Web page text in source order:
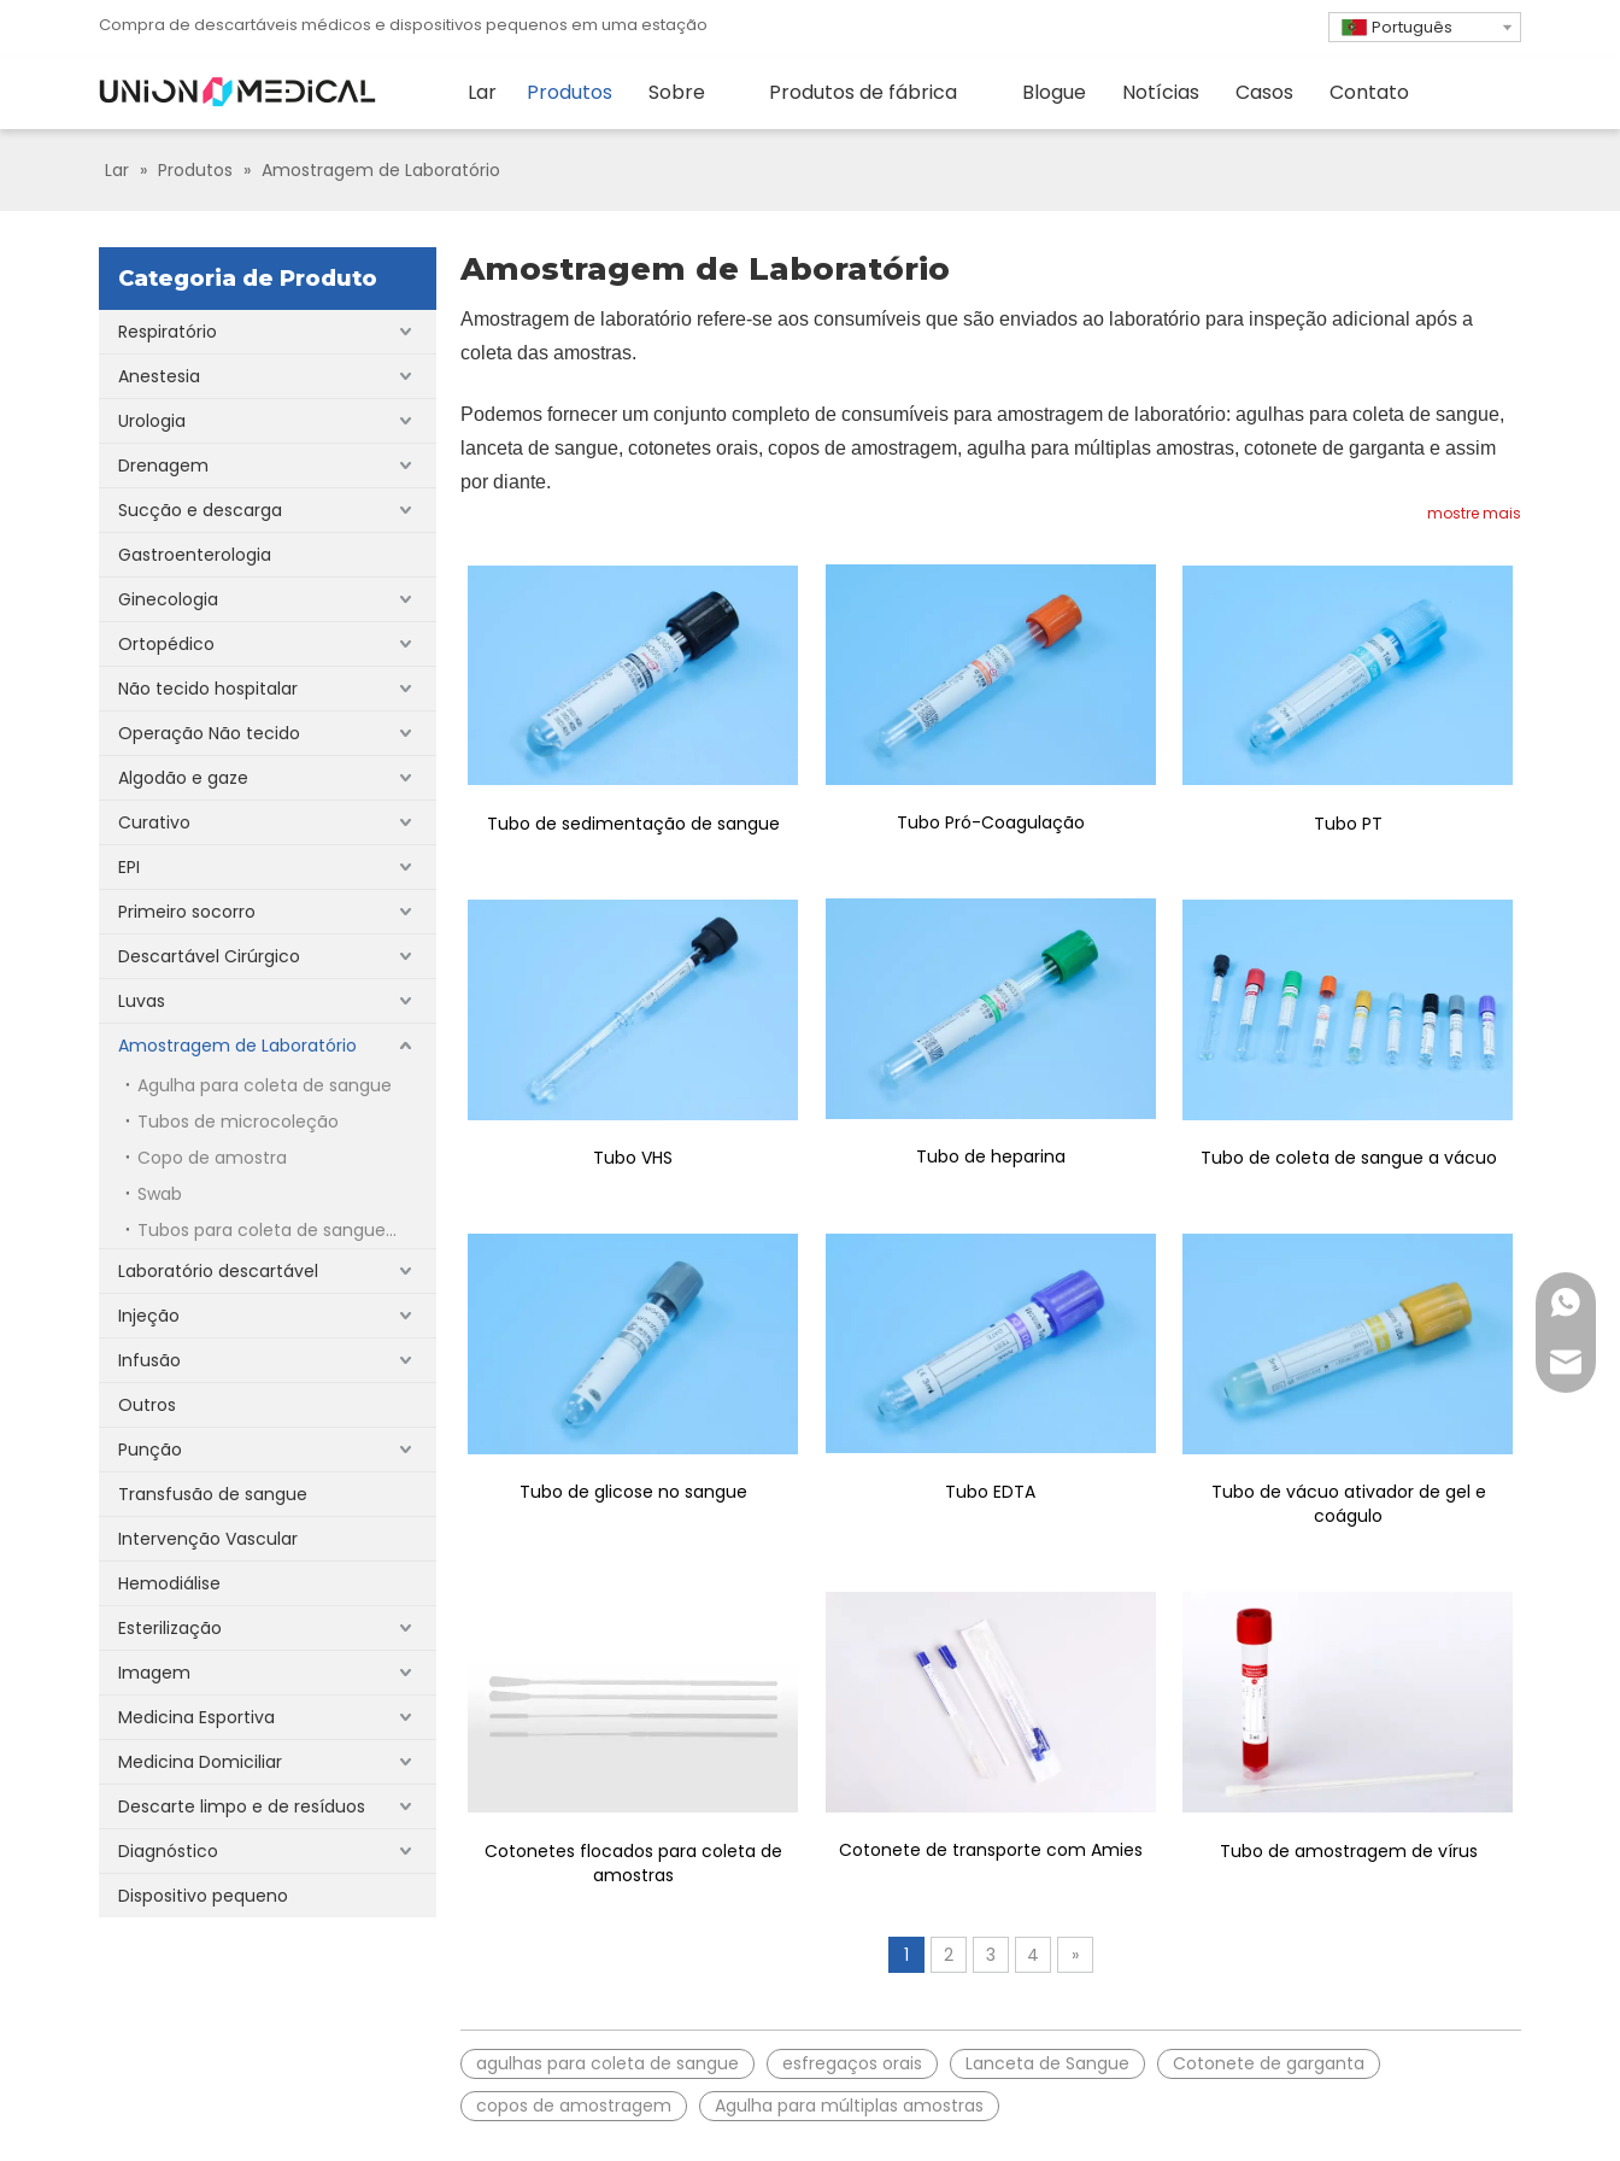
Compra de descartáveis ​​​​médicos e dispositivos pequenos em uma estação Português
Lar Produtos Sobre Produtos de fábrica Blogue Notícias Casos Contato
Lar » Produtos » Amostragem de Laboratório
Categoria de Produto
Respiratório
Anestesia
Urologia
Drenagem
Sucção e descarga
Gastroenterologia
Ginecologia
Ortopédico
Não tecido hospitalar
Operação Não tecido
Algodão e gaze
Curativo
EPI
Primeiro socorro
Descartável Cirúrgico
Luvas
Amostragem de Laboratório
Agulha para coleta de sangue
Tubos de microcoleção
Copo de amostra
Swab
Tubos para coleta de sangue a vácuo
Laboratório descartável
Injeção
Infusão
Outros
Punção
Transfusão de sangue
Intervenção Vascular
Hemodiálise
Esterilização
Imagem
Medicina Esportiva
Medicina Domiciliar
Descarte limpo e de resíduos
Diagnóstico
Dispositivo pequeno
Amostragem de Laboratório
Amostragem de laboratório refere-se aos consumíveis que são enviados ao laboratório para inspeção adicional após a
coleta das amostras.
Podemos fornecer um conjunto completo de consumíveis para amostragem de laboratório: agulhas para coleta de sangue,
lanceta de sangue, cotonetes orais, copos de amostragem, agulha para múltiplas amostras, cotonete de garganta e assim
por diante.
mostre mais
Tubo de sedimentação de sangue Tubo Pró-Coagulação Tubo PT
Tubo VHS Tubo de heparina Tubo de coleta de sangue a vácuo
Tubo de glicose no sangue Tubo EDTA
Tubo de vácuo ativador de gel e
coágulo
Cotonetes flocados para coleta de
amostras
Cotonete de transporte com Amies Tubo de amostragem de vírus
1 2 3 4 »
agulhas para coleta de sangue esfregaços orais Lanceta de Sangue
Cotonete de garganta
copos de amostragem
Agulha para múltiplas amostras
+86-